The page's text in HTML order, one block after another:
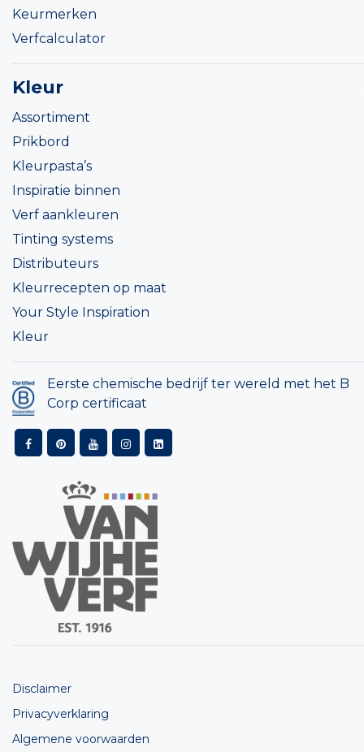
Keurmerken
Verfcalculator
Kleur
Assortiment
Prikbord
Kleurpasta’s
Inspiratie binnen
Verf aankleuren
Tinting systems
Distributeurs
Kleurrecepten op maat
Your Style Inspiration
Kleur
Eerste chemische bedrijf ter wereld met het B
Corp certificaat
Disclaimer
Privacyverklaring
Algemene voorwaarden